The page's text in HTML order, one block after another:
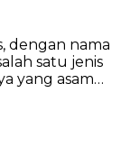
dengan nama
satu jenis
yang asam…